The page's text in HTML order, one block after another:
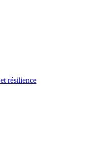
résilience